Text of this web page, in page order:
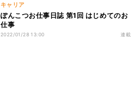
キャリア
ぽんこつお仕事日誌 第1回 はじめてのお
仕事
2022/01/28 13:00 連載